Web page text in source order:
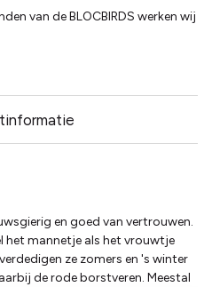
van de BLOCBIRDS werken wij
en goed van vertrouwen.
het mannetje als het vrouwtje
ze zomers en 's winter
de rode borstveren. Meestal